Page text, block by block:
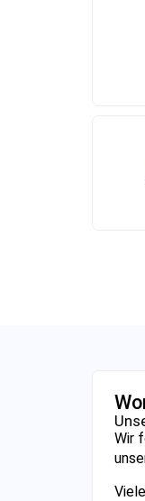
Wir